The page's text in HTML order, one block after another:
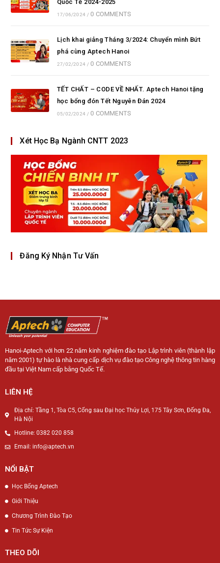
Quốc Tế 2024-2025
17/06/2024 / 0 COMMENTS
Lịch khai giảng Tháng 3/2024: Chuyển mình Bứt
phá cùng Aptech Hanoi
27/02/2024 / 0 COMMENTS
TẾT CHẤT – CODE VỀ NHẤT. Aptech Hanoi tặng
học bổng đón Tết Nguyên Đán 2024
05/02/2024 / 0 COMMENTS
Xét Học Bạ Ngành CNTT 2023
Đăng Ký Nhận Tư Vấn
Hanoi-Aptech với hơn 22 năm kinh nghiệm đào tạo Lập trình viên (thành lập
năm 2001) tự hào là nhà cung cấp dịch vụ đào tạo Công nghệ thông tin hàng
đầu tại Việt Nam cấp bằng Quốc Tế.
LIÊN HỆ
Địa chỉ: Tầng 1, Tòa C5, Cổng sau Đại học Thủy Lợi, 175 Tây Sơn, Đống Đa,
Hà Nội
Hotline: 0382 020 858
Email: info@aptech.vn
NỔI BẬT
Học Bổng Aptech
Giới Thiệu
Chương Trình Đào Tạo
Tin Tức Sự Kiện
THEO DÕI